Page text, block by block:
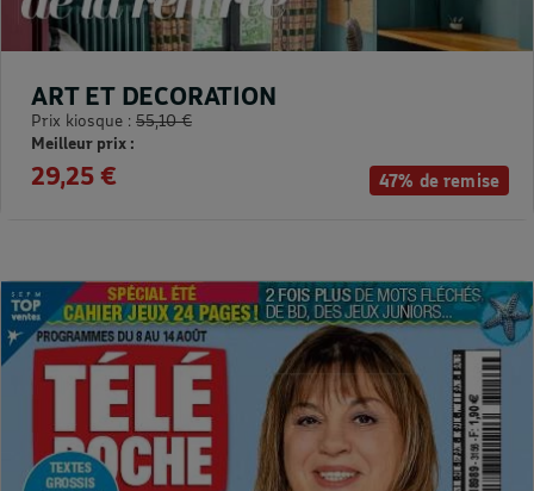
47% de remise
ART ET DECORATION
Prix kiosque : 55,10 €
Meilleur prix :
29,25 €